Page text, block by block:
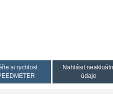
si rychlost:
Nahlásit
údaje